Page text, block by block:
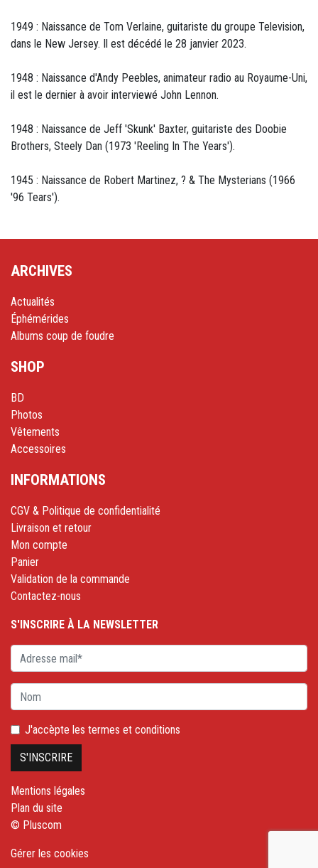
1949 : Naissance de Tom Verlaine, guitariste du groupe Television,
dans le New Jersey. Il est décédé le 28 janvier 2023.
1948 : Naissance d'Andy Peebles, animateur radio au Royaume-Uni,
il est le dernier à avoir interviewé John Lennon.
1948 : Naissance de Jeff 'Skunk' Baxter, guitariste des Doobie
Brothers, Steely Dan (1973 'Reeling In The Years').
1945 : Naissance de Robert Martinez, ? & The Mysterians (1966
'96 Tears').
ARCHIVES
Actualités
Éphémérides
Albums coup de foudre
SHOP
BD
Photos
Vêtements
Accessoires
INFORMATIONS
CGV & Politique de confidentialité
Livraison et retour
Mon compte
Panier
Validation de la commande
Contactez-nous
S'INSCRIRE À LA NEWSLETTER
J'accèpte les termes et conditions
Mentions légales
Plan du site
© Pluscom
Gérer les cookies